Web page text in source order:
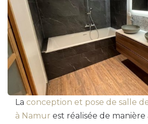
La conception et pose de salle
à Namur est réalisée de manière